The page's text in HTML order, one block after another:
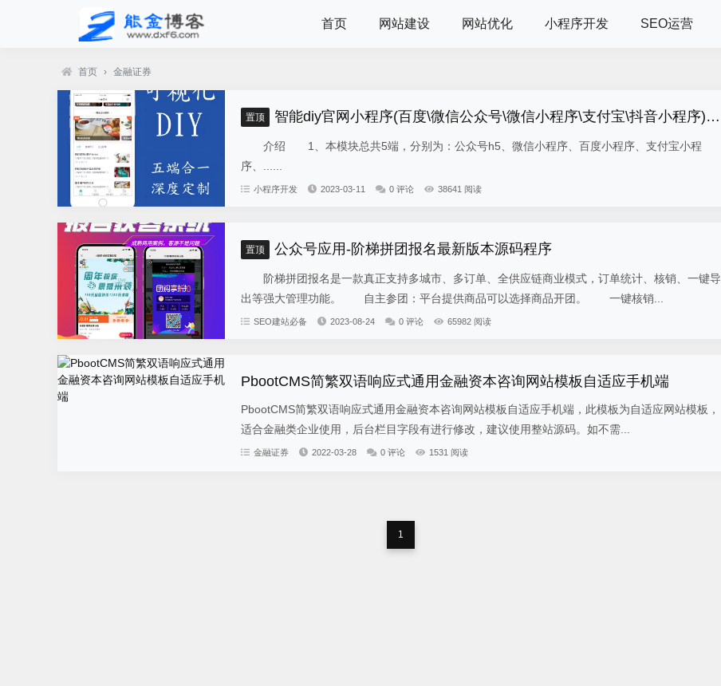
首页 网站建设 网站优化 小程序开发 SEO运营
首页 › 金融证券
置顶 智能diy官网小程序(百度\微信公众号\微信小程序\支付宝\抖音小程序)独立版
介绍 1、本模块总共5端，分别为：公众号h5、微信小程序、百度小程序、支付宝小程
序、......
小程序开发 2023-03-11 0 评论 38641 阅读
置顶 公众号应用-阶梯拼团报名最新版本源码程序
阶梯拼团报名是一款真正支持多城市、多订单、全供应链商业模式，订单统计、核销、一键导
出等强大管理功能。 自主参团：平台提供商品可以选择商品开团。 一键核销...
SEO建站必备 2023-08-24 0 评论 65982 阅读
PbootCMS简繁双语响应式通用金融资本咨询网站模板自适应手机端
PbootCMS简繁双语响应式通用金融资本咨询网站模板自适应手机端，此模板为自适应网站模板，
适合金融类企业使用，后台栏目字段有进行修改，建议使用整站源码。如不需...
金融证券 2022-03-28 0 评论 1531 阅读
1